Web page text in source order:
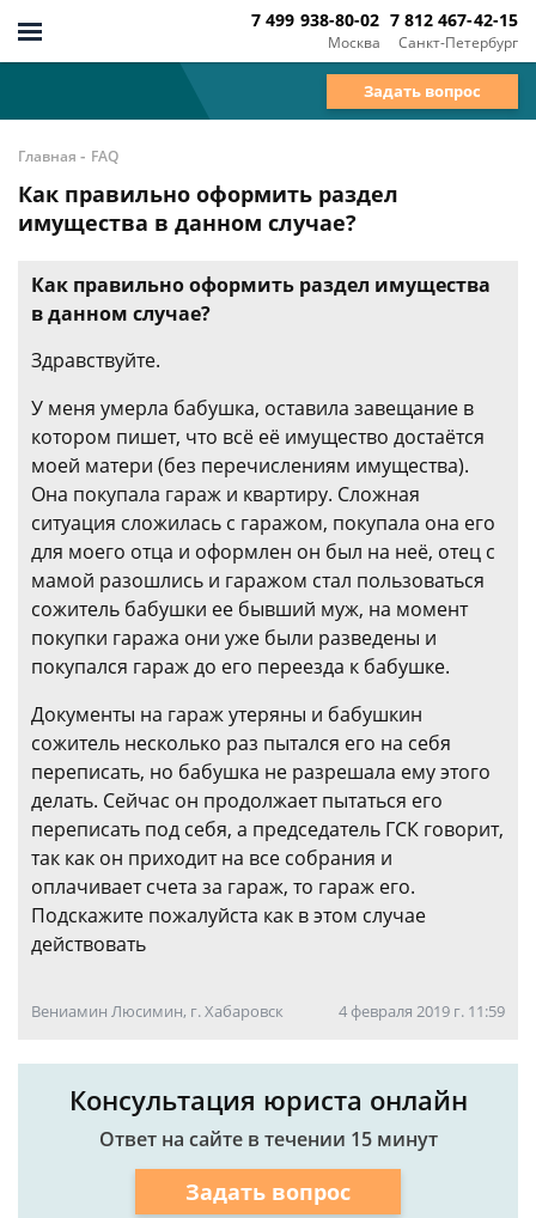
Москва
7 499 938-80-02
Санкт-Петербург
7 812 467-42-15
Задать вопрос
Главная - FAQ
Как правильно оформить раздел
имущества в данном случае?
Как правильно оформить раздел имущества
в данном случае?
Здравствуйте.
У меня умерла бабушка, оставила завещание в
котором пишет, что всё её имущество достаётся
моей матери (без перечислениям имущества).
Она покупала гараж и квартиру. Сложная
ситуация сложилась с гаражом, покупала она его
для моего отца и оформлен он был на неё, отец с
мамой разошлись и гаражом стал пользоваться
сожитель бабушки ее бывший муж, на момент
покупки гаража они уже были разведены и
покупался гараж до его переезда к бабушке.
Документы на гараж утеряны и бабушкин
сожитель несколько раз пытался его на себя
переписать, но бабушка не разрешала ему этого
делать. Сейчас он продолжает пытаться его
переписать под себя, а председатель ГСК говорит,
так как он приходит на все собрания и
оплачивает счета за гараж, то гараж его.
Подскажите пожалуйста как в этом случае
действовать
Вениамин Люсимин, г. Хабаровск 4 февраля 2019 г. 11:59
Консультация юриста онлайн
Ответ на сайте в течении 15 минут
Задать вопрос